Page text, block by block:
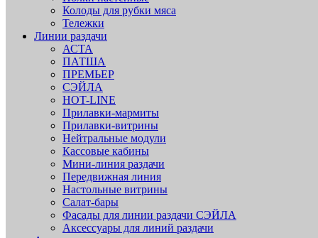
Колоды для рубки мяса
Тележки
Линии раздачи
АСТА
ПАТША
ПРЕМЬЕР
СЭЙЛА
HOT-LINE
Прилавки-мармиты
Прилавки-витрины
Нейтральные модули
Кассовые кабины
Мини-линия раздачи
Передвижная линия
Настольные витрины
Салат-бары
Фасады для линии раздачи СЭЙЛА
Аксессуары для линий раздачи